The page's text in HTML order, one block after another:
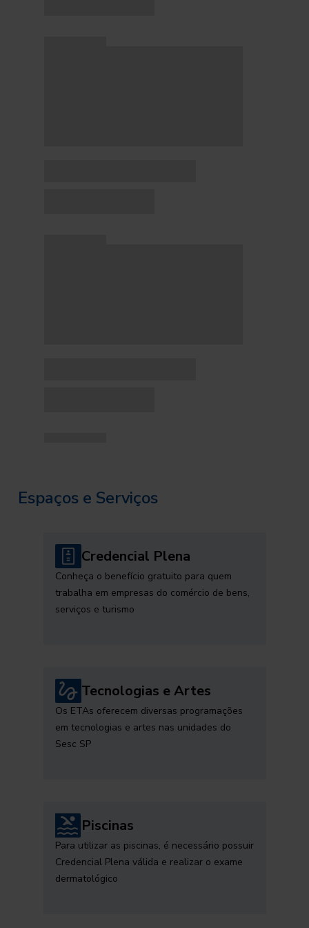
Espaços e Serviços
Credencial Plena
Conheça o benefício gratuito para quem
trabalha em empresas do comércio de bens,
serviços e turismo
Tecnologias e Artes
Os ETAs oferecem diversas programações
em tecnologias e artes nas unidades do
Sesc SP
Piscinas
Para utilizar as piscinas, é necessário possuir
Credencial Plena válida e realizar o exame
dermatológico